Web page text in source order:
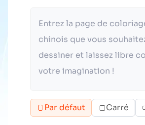
Par défaut Carré